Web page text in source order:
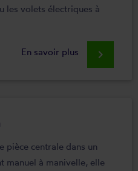
les volets électriques à
En savoir plus keyboard_arrow_right
pièce centrale dans un
manuel à manivelle, elle